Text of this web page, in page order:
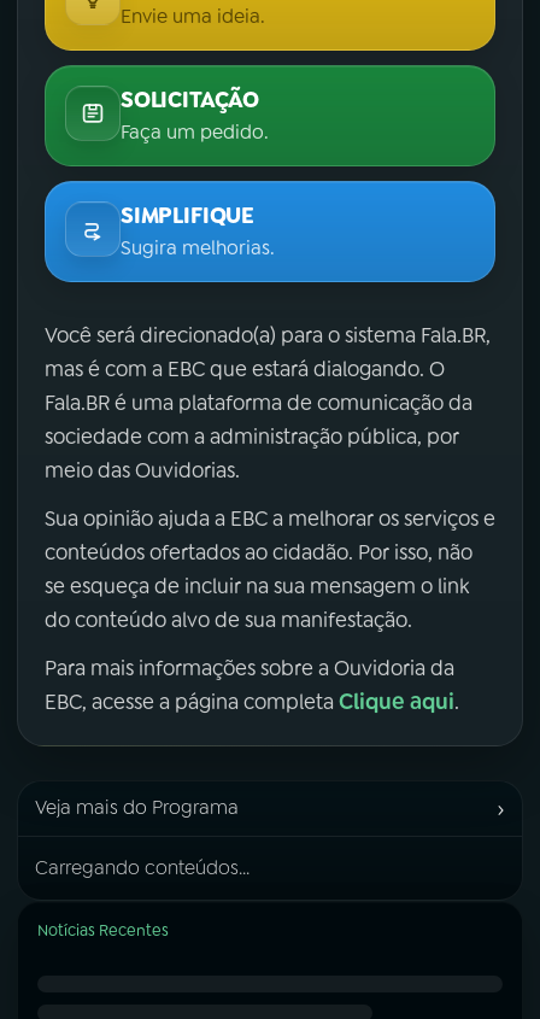
Envie uma ideia.
SOLICITAÇÃO
Faça um pedido.
SIMPLIFIQUE
Sugira melhorias.
Você será direcionado(a) para o sistema Fala.BR,
mas é com a EBC que estará dialogando. O
Fala.BR é uma plataforma de comunicação da
sociedade com a administração pública, por
meio das Ouvidorias.
Sua opinião ajuda a EBC a melhorar os serviços e
conteúdos ofertados ao cidadão. Por isso, não
se esqueça de incluir na sua mensagem o link
do conteúdo alvo de sua manifestação.
Para mais informações sobre a Ouvidoria da
EBC, acesse a página completa Clique aqui.
Veja mais do Programa ›
Carregando conteúdos...
Notícias Recentes